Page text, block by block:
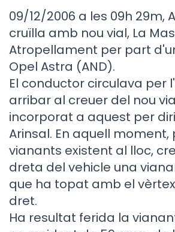
09/12/2006 a les 09h 29m,
cruïlla amb nou vial, La
Atropellament per part
Opel Astra (AND).
El conductor circulava per
arribar al creuer del nou
incorporat a aquest per
Arinsal. En aquell moment,
vianants existent al lloc,
dreta del vehicle una
que ha topat amb el
dret.
Ha resultat ferida la